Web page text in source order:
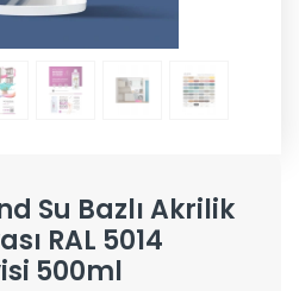
Su Bazlı Akrilik
RAL 5014
500ml